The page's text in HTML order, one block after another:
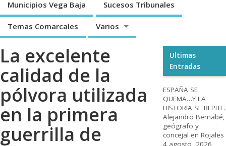
Municipios Vega Baja Sucesos Tribunales
Temas Comarcales Varios
La excelente
calidad de la
pólvora utilizada
en la primera
guerrilla de
Ultimas
Entradas
ESPAÑA SE
QUEMA…Y LA
HISTORIA SE REPITE.
Alejandro Bernabé,
geógrafo y
concejal en Rojales
4 agosto, 2026